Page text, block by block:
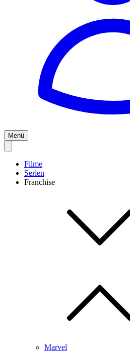
Menü
Filme
Serien
Franchise
Marvel